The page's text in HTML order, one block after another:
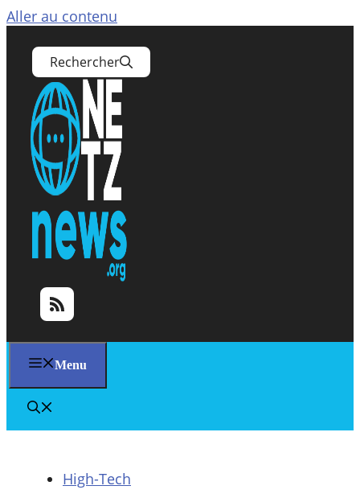
Aller au contenu
Rechercher
Menu
High-Tech